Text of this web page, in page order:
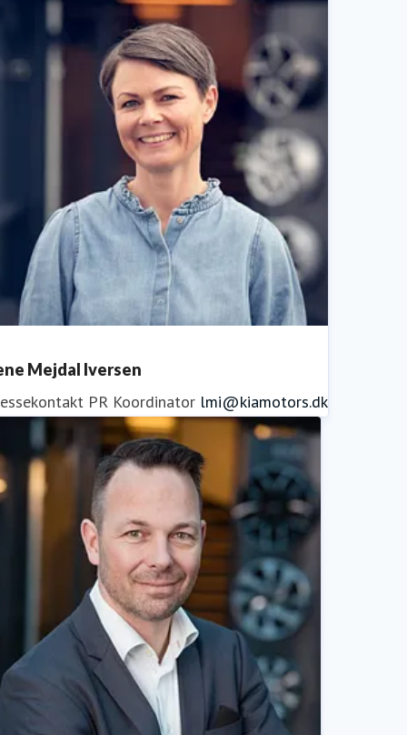
Mejdal Iversen
PR Koordinator lmi@kiamotors.dk